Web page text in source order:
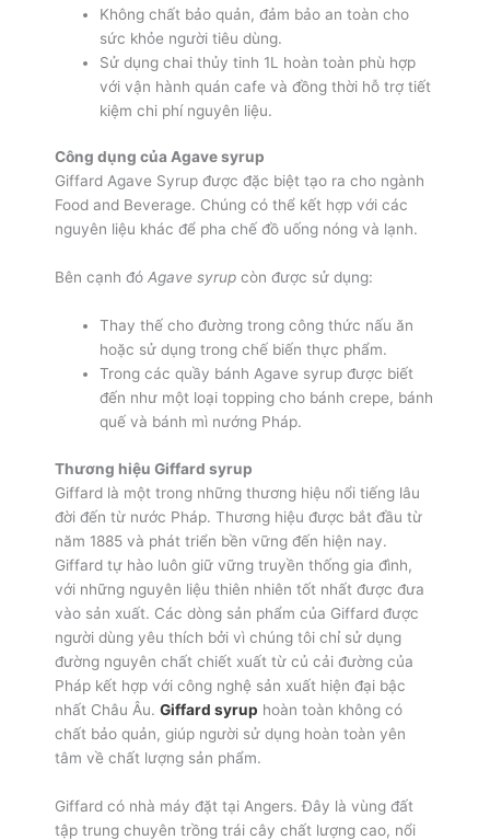
Không chất bảo quản, đảm bảo an toàn cho
sức khỏe người tiêu dùng.
Sử dụng chai thủy tinh 1L hoàn toàn phù hợp
với vận hành quán cafe và đồng thời hỗ trợ tiết
kiệm chi phí nguyên liệu.
Công dụng của Agave syrup
Giffard Agave Syrup được đặc biệt tạo ra cho ngành
Food and Beverage. Chúng có thể kết hợp với các
nguyên liệu khác để pha chế đồ uống nóng và lạnh.
Bên cạnh đó Agave syrup còn được sử dụng:
Thay thế cho đường trong công thức nấu ăn
hoặc sử dụng trong chế biến thực phẩm.
Trong các quầy bánh Agave syrup được biết
đến như một loại topping cho bánh crepe, bánh
quế và bánh mì nướng Pháp.
Thương hiệu Giffard syrup
Giffard là một trong những thương hiệu nổi tiếng lâu
đời đến từ nước Pháp. Thương hiệu được bắt đầu từ
năm 1885 và phát triển bền vững đến hiện nay.
Giffard tự hào luôn giữ vững truyền thống gia đình,
với những nguyên liệu thiên nhiên tốt nhất được đưa
vào sản xuất. Các dòng sản phẩm của Giffard được
người dùng yêu thích bởi vì chúng tôi chỉ sử dụng
đường nguyên chất chiết xuất từ củ cải đường của
Pháp kết hợp với công nghệ sản xuất hiện đại bậc
nhất Châu Âu. Giffard syrup hoàn toàn không có
chất bảo quản, giúp người sử dụng hoàn toàn yên
tâm về chất lượng sản phẩm.
Giffard có nhà máy đặt tại Angers. Đây là vùng đất
tập trung chuyên trồng trái cây chất lượng cao, nổi